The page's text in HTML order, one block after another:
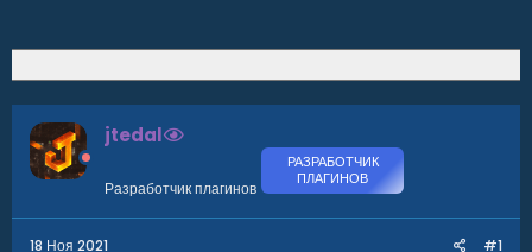
jtedal
Разработчик плагинов
РАЗРАБОТЧИК
ПЛАГИНОВ
18 Ноя 2021 #1